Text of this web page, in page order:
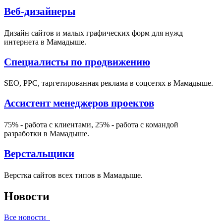
Веб-дизайнеры
Дизайн сайтов и малых графических форм для нужд
интернета в Мамадыше.
Специалисты по продвижению
SEO, PPC, таргетированная реклама в соцсетях в Мамадыше.
Ассистент менеджеров проектов
75% - работа с клиентами, 25% - работа с командой
разработки в Мамадыше.
Верстальщики
Верстка сайтов всех типов в Мамадыше.
Новости
Все новости